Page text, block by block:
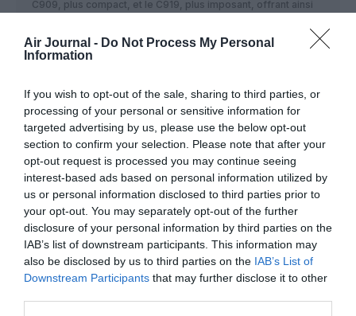
Air Journal - Do Not Process My Personal
Information
If you wish to opt-out of the sale, sharing to third parties, or
processing of your personal or sensitive information for
targeted advertising by us, please use the below opt-out
section to confirm your selection. Please note that after your
opt-out request is processed you may continue seeing
interest-based ads based on personal information utilized by
us or personal information disclosed to third parties prior to
your opt-out. You may separately opt-out of the further
disclosure of your personal information by third parties on the
IAB’s list of downstream participants. This information may
also be disclosed by us to third parties on the IAB’s List of
Downstream Participants that may further disclose it to other
C909, plus compact, et le C919, plus imposant, offrant ainsi
desservir les villes du pays.
Meijer a précisé qu’Embraer menait actuellement des
chinoises.
RÉPONDRE
Bencelloa commenté :
13 juin 2026 - 17 h 34 min
Embraer a le vent en poupe, alors même qu’en face, Airbus,
selon plusieurs sources, ne devrait pas annoncer le
lancement de l’A220-500 à Farnborough, en raison d’ un
faible intérêt des lessors entre autres.